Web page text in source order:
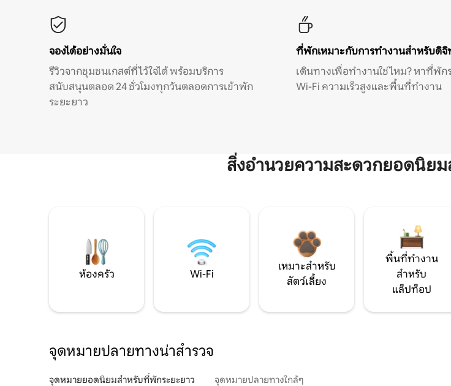
จองได้อย่างมั่นใจ
รีวิวจากชุมชนเกสต์ที่ไว้ใจได้ พร้อมบริการ
สนับสนุนตลอด 24 ชั่วโมงทุกวันตลอดการเข้าพัก
ระยะยาว
ที่พักเหมาะกับการทำงานสำหรับดิจิ
เดินทางเพื่อทำงานใช่ไหม? หาที่พัก
Wi-Fi ความเร็วสูงและพื้นที่ทำงาน
สิ่งอำนวยความสะดวกยอดนิย
ห้องครัว Wi-Fi
เหมาะสำหรับ
สัตว์เลี้ยง
พื้นที่ทำงาน
สำหรับ
แล็ปท็อป
จุดหมายปลายทางน่าสำรวจ
จุดหมายยอดนิยมสำหรับที่พักระยะยาว จุดหมายปลายทางใกล้ๆ